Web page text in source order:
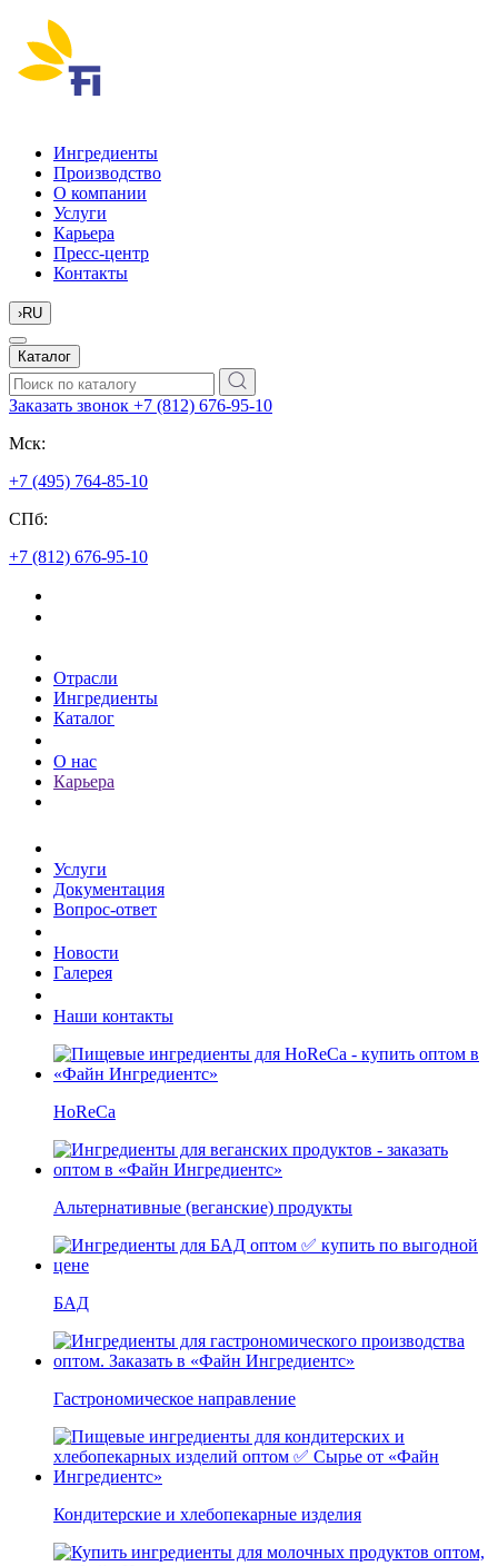
Ингредиенты
Производство
О компании
Услуги
Карьера
Пресс-центр
Контакты
›RU
Каталог
Заказать звонок +7 (812) 676-95-10
Мск:
+7 (495) 764-85-10
СПб:
+7 (812) 676-95-10
Отрасли
Ингредиенты
Каталог
О нас
Карьера
Услуги
Документация
Вопрос-ответ
Новости
Галерея
Наши контакты
HoReCa
Альтернативные (веганские) продукты
БАД
Гастрономическое направление
Кондитерские и хлебопекарные изделия